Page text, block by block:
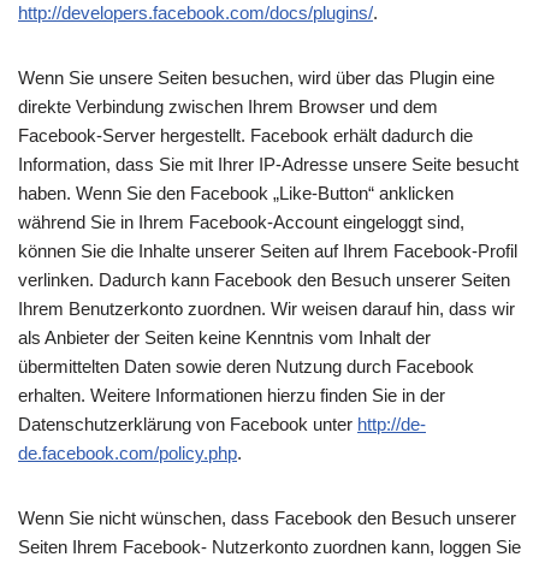
http://developers.facebook.com/docs/plugins/.
Wenn Sie unsere Seiten besuchen, wird über das Plugin eine
direkte Verbindung zwischen Ihrem Browser und dem
Facebook-Server hergestellt. Facebook erhält dadurch die
Information, dass Sie mit Ihrer IP-Adresse unsere Seite besucht
haben. Wenn Sie den Facebook „Like-Button“ anklicken
während Sie in Ihrem Facebook-Account eingeloggt sind,
können Sie die Inhalte unserer Seiten auf Ihrem Facebook-Profil
verlinken. Dadurch kann Facebook den Besuch unserer Seiten
Ihrem Benutzerkonto zuordnen. Wir weisen darauf hin, dass wir
als Anbieter der Seiten keine Kenntnis vom Inhalt der
übermittelten Daten sowie deren Nutzung durch Facebook
erhalten. Weitere Informationen hierzu finden Sie in der
Datenschutzerklärung von Facebook unter http://de-
de.facebook.com/policy.php.
Wenn Sie nicht wünschen, dass Facebook den Besuch unserer
Seiten Ihrem Facebook- Nutzerkonto zuordnen kann, loggen Sie